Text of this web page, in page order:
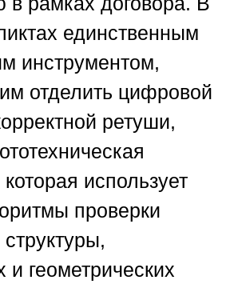
единственным
инструментом,
отделить цифровой
ретуши,
использует
проверки
геометрических